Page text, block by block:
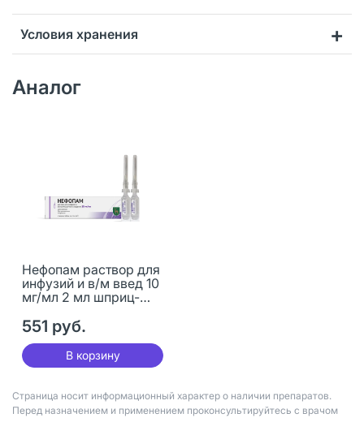
Условия хранения
Аналог
Нефопам раствор для
инфузий и в/м введ 10
мг/мл 2 мл шприц-
551 руб.
В корзину
Страница носит информационный характер о наличии препаратов.
Перед назначением и применением проконсультируйтесь с врачом